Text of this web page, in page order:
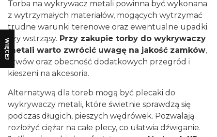
WIĘCEJ
Torba na wykrywacz metali powinna być wykonana
z wytrzymałych materiałów, mogących wytrzymać
trudne warunki terenowe oraz ewentualne upadki
czy wstrząsy. Przy zakupie torby do wykrywaczy
metali warto zwrócić uwagę na jakość zamków,
szwów oraz obecność dodatkowych przegród i
kieszeni na akcesoria.
Alternatywą dla toreb mogą być plecaki do
wykrywaczy metali, które świetnie sprawdzą się
podczas długich, pieszych wędrówek. Pozwalają
rozłożyć ciężar na całe plecy, co ułatwia dźwiganie.